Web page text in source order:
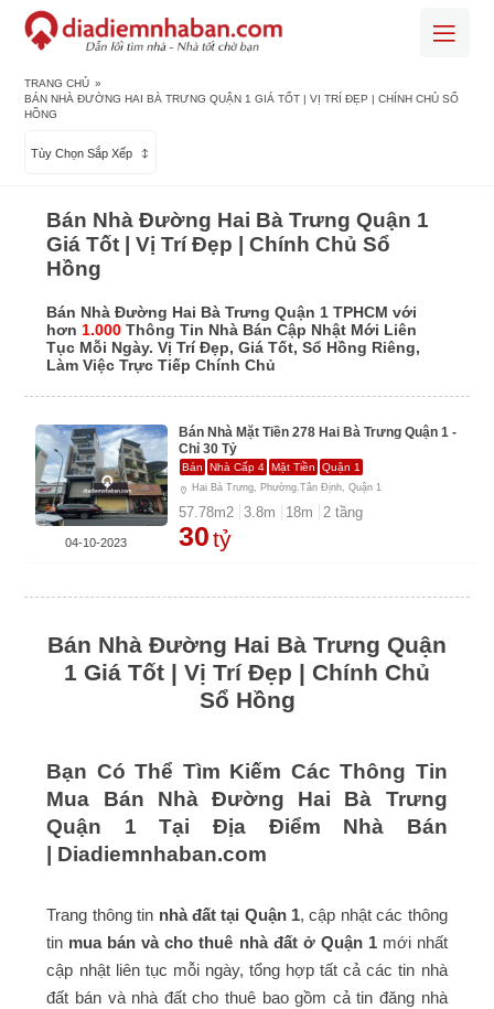
TRANG CHỦ »
BÁN NHÀ ĐƯỜNG HAI BÀ TRƯNG QUẬN 1 GIÁ TỐT | VỊ TRÍ ĐẸP | CHÍNH CHỦ SỔ
HỒNG
Tùy Chọn Sắp Xếp
Bán Nhà Đường Hai Bà Trưng Quận 1
Giá Tốt | Vị Trí Đẹp | Chính Chủ Sổ
Hồng
Bán Nhà Đường Hai Bà Trưng Quận 1 TPHCM với
hơn1.000 Thông Tin Nhà Bán Cập Nhật Mới Liên
Tục Mỗi Ngày. Vị Trí Đẹp, Giá Tốt, Sổ Hồng Riêng,
Làm Việc Trực Tiếp Chính Chủ
Bán Nhà Mặt Tiền 278 Hai Bà Trưng Quận 1 -
Chỉ 30 Tỷ
Bán Nhà Cấp 4 Mặt Tiền Quận 1
Hai Bà Trưng, Phường.Tân Định, Quận 1
57.78m2 3.8m 18m 2 tầng
30tỷ
04-10-2023
Bán Nhà Đường Hai Bà Trưng Quận
1 Giá Tốt | Vị Trí Đẹp | Chính Chủ
Sổ Hồng
Bạn Có Thể Tìm Kiếm Các Thông Tin
Mua Bán Nhà Đường Hai Bà Trưng
Quận 1 Tại Địa Điểm Nhà Bán
Diadiemnhaban.com
Trang thông tin nhà đất tại Quận 1, cập nhật các thông
tin mua bán và cho thuê nhà đất ở Quận 1mới nhất
cập nhật liên tục mỗi ngày, tổng hợp tất cả các tin nhà
đất bán và nhà đất cho thuê bao gồm cả tin đăng nhà